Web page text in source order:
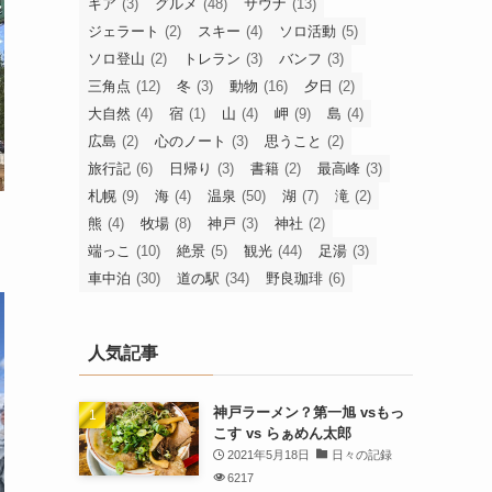
ギア (3) グルメ (48) サウナ (13)
ジェラート (2) スキー (4) ソロ活動 (5)
ソロ登山 (2) トレラン (3) バンフ (3)
三角点 (12) 冬 (3) 動物 (16) 夕日 (2)
大自然 (4) 宿 (1) 山 (4) 岬 (9) 島 (4)
広島 (2) 心のノート (3) 思うこと (2)
旅行記 (6) 日帰り (3) 書籍 (2) 最高峰 (3)
札幌 (9) 海 (4) 温泉 (50) 湖 (7) 滝 (2)
熊 (4) 牧場 (8) 神戸 (3) 神社 (2)
端っこ (10) 絶景 (5) 観光 (44) 足湯 (3)
車中泊 (30) 道の駅 (34) 野良珈琲 (6)
人気記事
神戸ラーメン？第一旭 vsもっ
こす vs らぁめん太郎
2021年5月18日
日々の記録
6217